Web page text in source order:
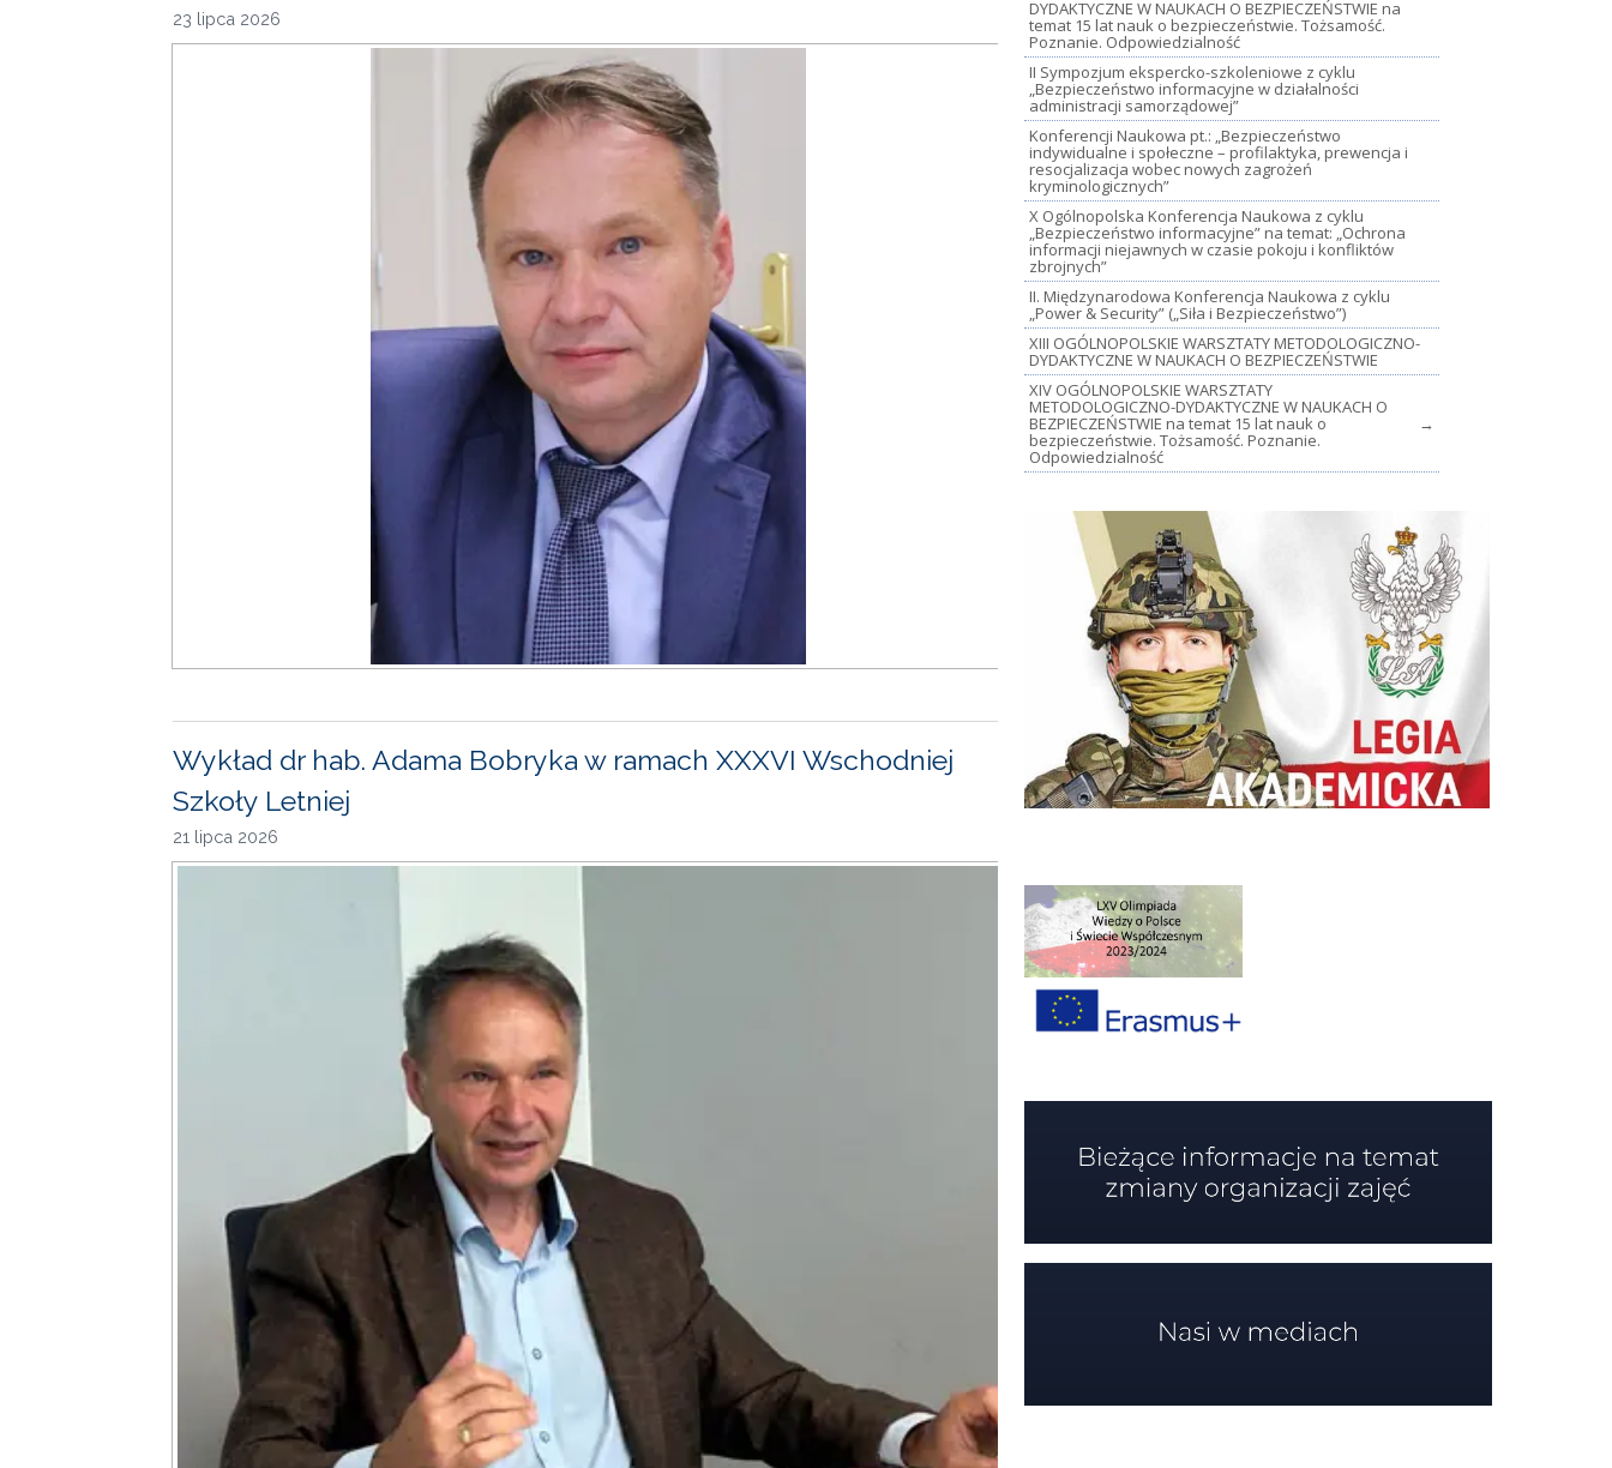
23 lipca 2026
Wykład dr hab. Adama Bobryka w ramach XXXVI Wschodniej
Szkoły Letniej
21 lipca 2026
DYDAKTYCZNE W NAUKACH O BEZPIECZEŃSTWIE na
temat 15 lat nauk o bezpieczeństwie. Tożsamość.
Poznanie. Odpowiedzialność
II Sympozjum ekspercko-szkoleniowe z cyklu
„Bezpieczeństwo informacyjne w działalności
administracji samorządowej”
Konferencji Naukowa pt.: „Bezpieczeństwo
indywidualne i społeczne – profilaktyka, prewencja i
resocjalizacja wobec nowych zagrożeń
kryminologicznych”
X Ogólnopolska Konferencja Naukowa z cyklu
„Bezpieczeństwo informacyjne” na temat: „Ochrona
informacji niejawnych w czasie pokoju i konfliktów
zbrojnych”
II. Międzynarodowa Konferencja Naukowa z cyklu
„Power & Security” („Siła i Bezpieczeństwo”)
XIII OGÓLNOPOLSKIE WARSZTATY METODOLOGICZNO-
DYDAKTYCZNE W NAUKACH O BEZPIECZEŃSTWIE
XIV OGÓLNOPOLSKIE WARSZTATY
METODOLOGICZNO-DYDAKTYCZNE W NAUKACH O
BEZPIECZEŃSTWIE na temat 15 lat nauk o
bezpieczeństwie. Tożsamość. Poznanie.
Odpowiedzialność
→